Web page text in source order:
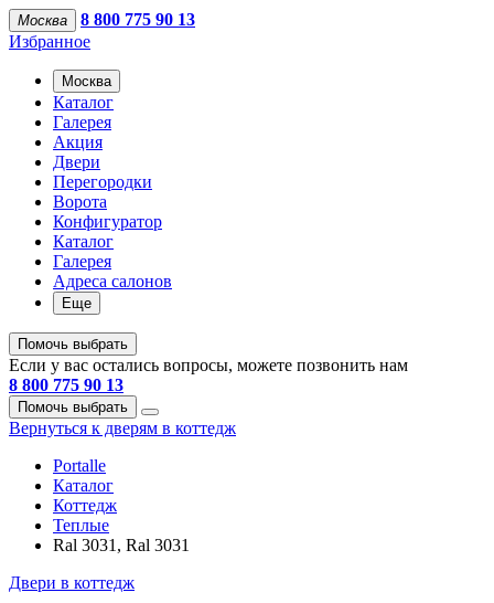
Москва
8 800 775 90 13
Избранное
Москва
Каталог
Галерея
Акция
Двери
Перегородки
Ворота
Конфигуратор
Каталог
Галерея
Адреса салонов
Еще
Помочь выбрать
Если у вас остались вопросы, можете позвонить нам
8 800 775 90 13
Помочь выбрать
Вернуться к дверям в коттедж
Portalle
Каталог
Коттедж
Теплые
Ral 3031, Ral 3031
Двери в коттедж